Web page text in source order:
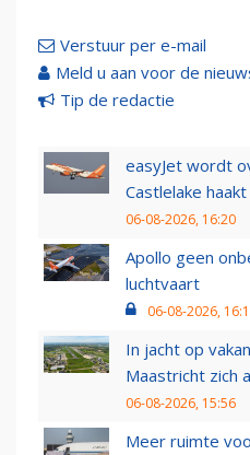
Verstuur per e-mail
Meld u aan voor de
Tip de redactie
easyJet wordt
Castlelake
06-08-2026, 16:20
Apollo geen
luchtvaart
06-08-2026,
In jacht op
Maastricht zich
06-08-2026, 15:56
Meer ruimte